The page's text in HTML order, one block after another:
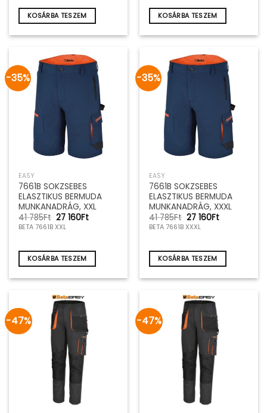
785Ft. 160Ft.
KOSÁRBA TESZEM
785Ft. 160Ft.
KOSÁRBA TESZEM
-35%
EASY
7661B SOKZSEBES
ELASZTIKUS BERMUDA
MUNKANADRÁG, XXL
41 785Ft Original
price
was:
785Ft.
27 160FtCurrent
160Ft.
BETA 7661B XXL
KOSÁRBA TESZEM
-35%
EASY
7661B SOKZSEBES
ELASZTIKUS BERMUDA
MUNKANADRÁG, XXXL
41 785Ft Original
price
was:
785Ft.
27 160FtCurrent
160Ft.
BETA 7661B XXXL
KOSÁRBA TESZEM
-47% -47%